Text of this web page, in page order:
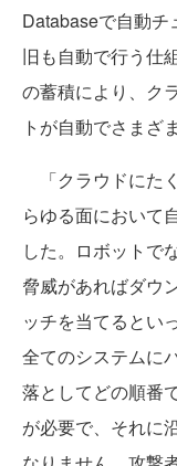
Databaseで自動チ
旧も自動で行う仕
の蓄積により、ク
トが自動でさまざ
「クラウドにた
らゆる面において
した。ロボットで
脅威があればダウ
ッチを当てるとい
全てのシステムに
落としてどの順番
が必要で、それに